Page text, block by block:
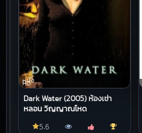
หนัง
HD
Dark Water (2005) ห้องเช่า
หลอน วิญญาณโหด
5.6